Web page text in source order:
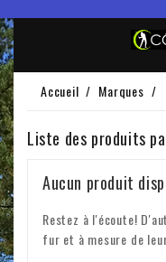
Accueil Marques
Liste des produits
Aucun produit
Restez à l'écoute!
fur et à mesure de